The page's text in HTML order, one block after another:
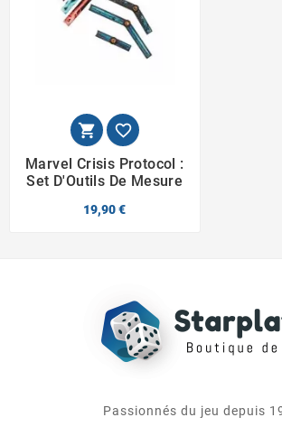
 
Marvel Crisis Protocol :
Set D'Outils De Mesure
19,90 €
Passionnés du jeu depuis